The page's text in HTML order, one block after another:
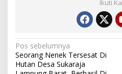
Ikuti
N
a
Pos sebelumnya
Seorang Nenek Tersesat Di
Hutan Desa Sukaraja